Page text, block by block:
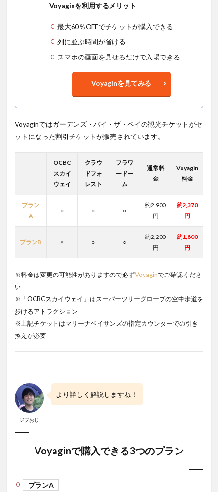
Voyaginを利用するメリット
最大60％OFFでチケットが購入できる
列に並ぶ時間が省ける
スマホの画面を見せるだけで入場できる
Voyaginを見てみる
Voyaginではガーデンズ・バイ・ザ・ベイの観光チケットがセ
ットになった割引チケットが販売されています。
OCBC
スカイ
ウェイ
クラウ
ドフォ
レスト
フラワ
ードー
ム
通常料
金
Voyagin
料金
プラン
A
○ ○ ○
約2,900
円
約2,370
円
プランB × ○ ○
約2,200
円
約1,800
円
※料金は変更の可能性がありますので必ずVoyaginでご確認くださ
い
※「OCBCスカイウェイ」はスーパーツリーグローブの空中歩道を
歩けるアトラクション
※上記チケットはマリーナベイサンズの指定カウンターでの引き
換えが必要
ジブおじ
より詳しく解説しますね！
Voyaginで購入できる3つのプラン
プランA